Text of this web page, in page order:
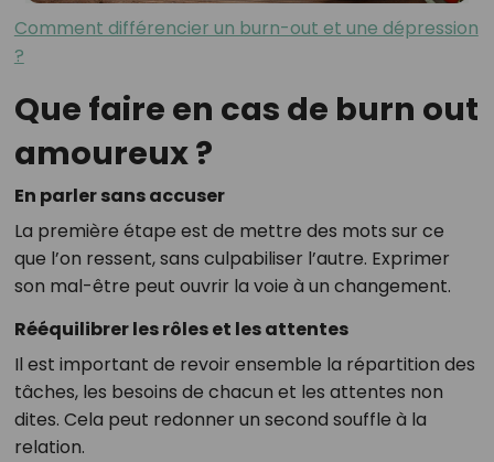
Comment différencier un burn-out et une dépression
?
Que faire en cas de burn out
amoureux ?
En parler sans accuser
La première étape est de mettre des mots sur ce
que l’on ressent, sans culpabiliser l’autre. Exprimer
son mal-être peut ouvrir la voie à un changement.
Rééquilibrer les rôles et les attentes
Il est important de revoir ensemble la répartition des
tâches, les besoins de chacun et les attentes non
dites. Cela peut redonner un second souffle à la
relation.